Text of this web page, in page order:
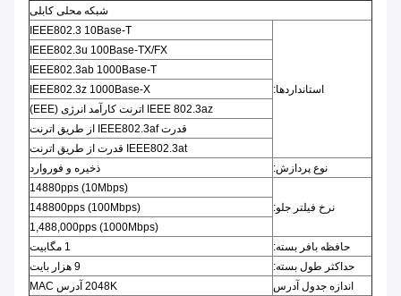
شبکه محلی کابلی
استانداردها:
IEEE802.3 10Base-T
IEEE802.3u 100Base-TX/FX
IEEE802.3ab 1000Base-T
IEEE802.3z 1000Base-X
IEEE 802.3az اترنت کارآمد انرژی (EEE)
قدرت IEEE802.3af از طریق اترنت
IEEE802.3at قدرت از طریق اترنت
نوع پردازش:
ذخیره و فوروارد
نرخ فیلتر جلو:
14880pps (10Mbps)
148800pps (100Mbps)
1,488,000pps (1000Mbps)
حافظه بافر بسته:
1 مگابیت
حداکثر طول بسته:
9 هزار بایت
اندازه جدول آدرس
2048K آدرس MAC